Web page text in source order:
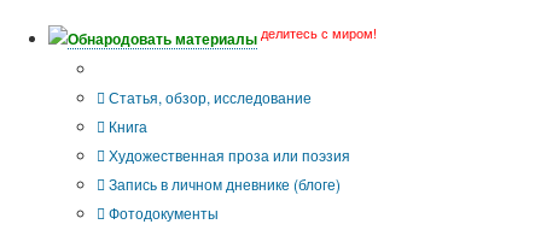
Обнародовать материалы делитесь с миром!
Статья, обзор, исследование
Книга
Художественная проза или поэзия
Запись в личном дневнике (блоге)
Фотодокументы